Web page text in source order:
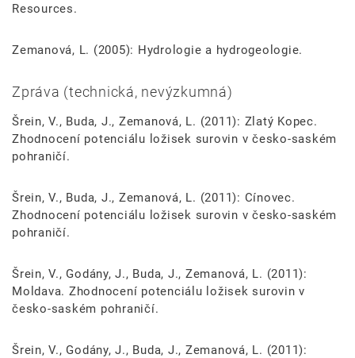
Resources.
Zemanová, L. (2005): Hydrologie a hydrogeologie.
Zpráva (technická, nevýzkumná)
Šrein, V., Buda, J., Zemanová, L. (2011): Zlatý Kopec.
Zhodnocení potenciálu ložisek surovin v česko-saském
pohraničí.
Šrein, V., Buda, J., Zemanová, L. (2011): Cínovec.
Zhodnocení potenciálu ložisek surovin v česko-saském
pohraničí.
Šrein, V., Godány, J., Buda, J., Zemanová, L. (2011):
Moldava. Zhodnocení potenciálu ložisek surovin v
česko-saském pohraničí.
Šrein, V., Godány, J., Buda, J., Zemanová, L. (2011):